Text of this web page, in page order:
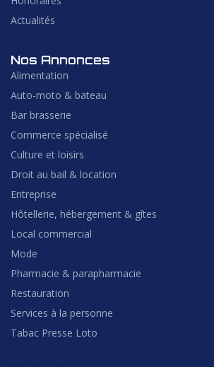
Actualités
Nos Annonces
Alimentation
Auto-moto & bateau
Bar brasserie
Commerce spécialisé
Culture et loisirs
Droit au bail & location
Entreprise
Hôtellerie, hébergement & gîtes
Local commercial
Mode
Pharmacie & parapharmacie
Restauration
Services à la personne
Tabac Presse Loto